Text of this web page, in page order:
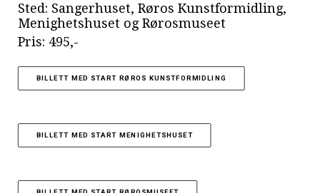
Sted: Sangerhuset, Røros Kunstformidling,
Menighetshuset og Rørosmuseet
Pris: 495,-
BILLETT MED START RØROS KUNSTFORMIDLING
BILLETT MED START MENIGHETSHUSET